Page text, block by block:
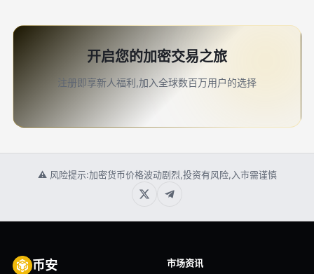
开启您的加密交易之旅
注册即享新人福利,加入全球数百万用户的选择
⚠ 风险提示:加密货币价格波动剧烈,投资有风险,入市需谨慎
币安 市场资讯